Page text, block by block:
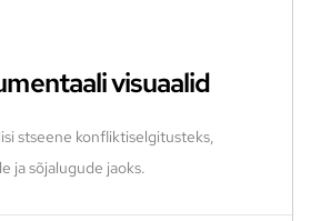
visuaalid
stseene konfliktiselgitusteks,
ja sõjalugude jaoks.